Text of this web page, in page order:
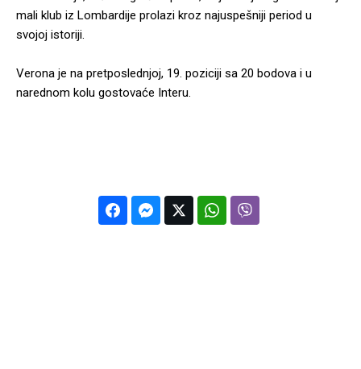
mali klub iz Lombardije prolazi kroz najuspešniji period u
svojoj istoriji.
Verona je na pretposlednjoj, 19. poziciji sa 20 bodova i u
narednom kolu gostovaće Interu.